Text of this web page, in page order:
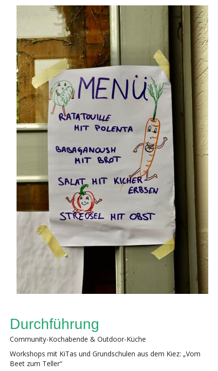
Durchführung
Community-Kochabende & Outdoor-Küche
Workshops mit KiTas und Grundschulen aus dem Kiez: „Vom
Beet zum Teller“